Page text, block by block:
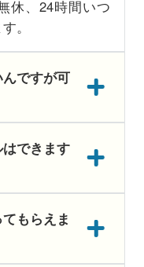
休、24時間いつ
。
ですが可
できます
もらえま